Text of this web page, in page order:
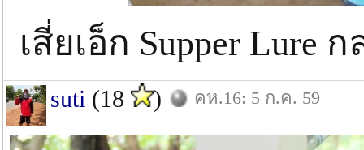
เสี่ยเอ็ก Supper Lure
suti (18 ) คห.16: 5 ก.ค. 59